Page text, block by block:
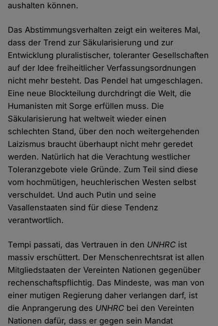
aushalten können.
Das Abstimmungsverhalten zeigt ein weiteres Mal,
dass der Trend zur Säkularisierung und zur
Entwicklung pluralistischer, toleranter Gesellschaften
auf der Idee freiheitlicher Verfassungsordnungen
nicht mehr besteht. Das Pendel hat umgeschlagen.
Eine neue Blockteilung durchdringt die Welt, die
Humanisten mit Sorge erfüllen muss. Die
Säkularisierung hat weltweit wieder einen
schlechten Stand, über den noch weitergehenden
Laizismus braucht überhaupt nicht mehr geredet
werden. Natürlich hat die Verachtung westlicher
Toleranzgebote viele Gründe. Zum Teil sind diese
vom hochmütigen, heuchlerischen Westen selbst
verschuldet. Und auch Putin und seine
Vasallenstaaten sind für diese Tendenz
verantwortlich.
Tempi passati, das Vertrauen in den UNHRC ist
massiv erschüttert. Der Menschenrechtsrat ist allen
Mitgliedstaaten der Vereinten Nationen gegenüber
rechenschaftspflichtig. Das Mindeste, was man von
einer mutigen Regierung daher verlangen darf, ist
die Anprangerung des UNHRC bei den Vereinten
Nationen dafür, dass er gegen sein Mandat